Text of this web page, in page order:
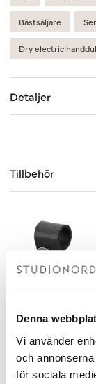
Denna
Vi använder
och
för sociala
Bästsäljare
Dry electric
Detaljer
Tillbehör